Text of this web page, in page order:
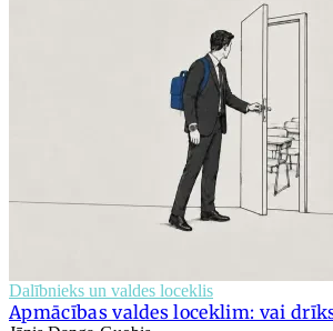
Dalībnieks un valdes loceklis
Apmācības valdes loceklim: vai